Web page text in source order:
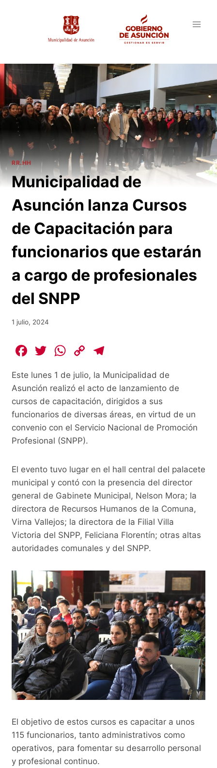
RR.HH
Municipalidad de
Asunción lanza Cursos
de Capacitación para
funcionarios que estarán
a cargo de profesionales
del SNPP
1 julio, 2024
F
c
e
b
o
o
T
itt
er
W
at
s
A
p
p
C
p
y
Li
n
k
e
gr
a
m
Este lunes 1 de julio, la Municipalidad de
Asunción realizó el acto de lanzamiento de
cursos de capacitación, dirigidos a sus
funcionarios de diversas áreas, en virtud de un
convenio con el Servicio Nacional de Promoción
Profesional (SNPP).
El evento tuvo lugar en el hall central del palacete
municipal y contó con la presencia del director
general de Gabinete Municipal, Nelson Mora; la
directora de Recursos Humanos de la Comuna,
Virna Vallejos; la directora de la Filial Villa
Victoria del SNPP, Feliciana Florentín; otras altas
autoridades comunales y del SNPP.
El objetivo de estos cursos es capacitar a unos
115 funcionarios, tanto administrativos como
operativos, para fomentar su desarrollo personal
y profesional continuo.